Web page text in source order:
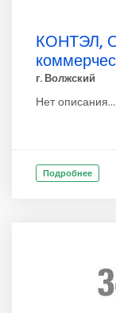
КОНТЭЛ,
г. Волжский
Нет описания....
Подробнее